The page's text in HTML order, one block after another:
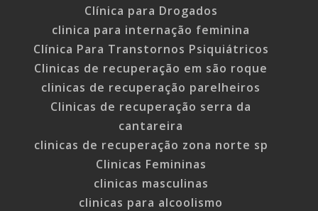
Clínica para Drogados
clinica para internação feminina
Clínica Para Transtornos Psiquiátricos
Clinicas de recuperação em são roque
clinicas de recuperação parelheiros
Clinicas de recuperação serra da
cantareira
clinicas de recuperação zona norte sp
Clinicas Femininas
clinicas masculinas
clinicas para alcoolismo